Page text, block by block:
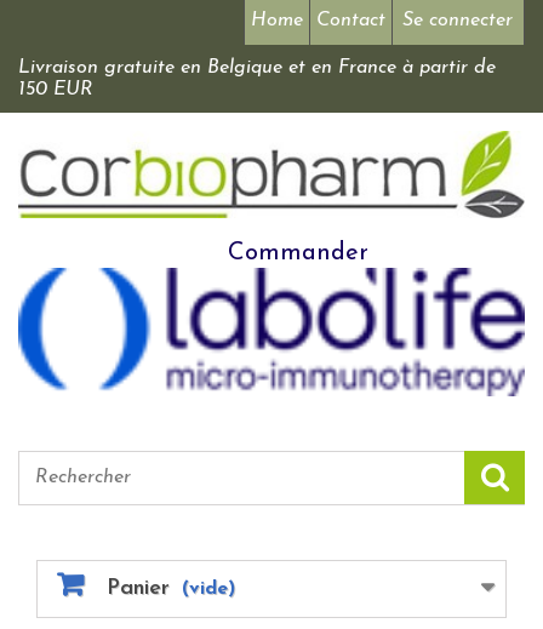
Se connecter
Home Contact
Livraison gratuite en Belgique et en France à partir de
150 EUR
Commander
Panier (vide)